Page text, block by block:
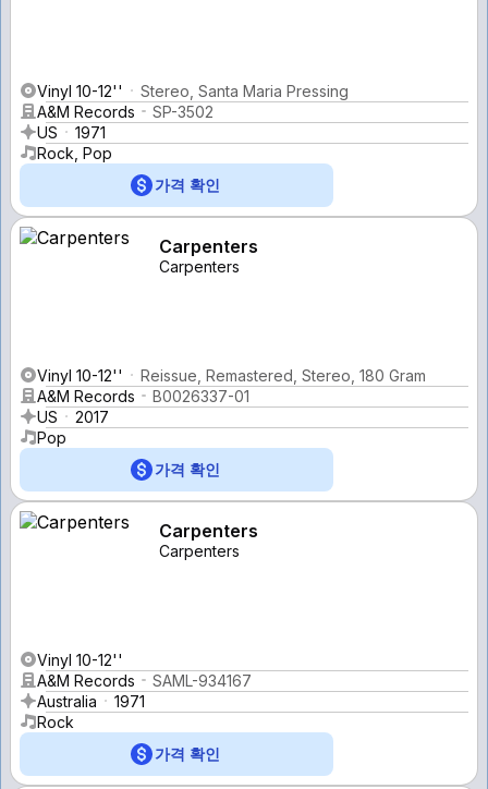
Vinyl 10-12''
Stereo, Santa Maria Pressing
A&M Records
SP-3502
US
1971
Rock, Pop
가격 확인
Carpenters
Carpenters
Vinyl 10-12''
Reissue, Remastered, Stereo, 180 Gram
A&M Records
B0026337-01
US
2017
Pop
가격 확인
Carpenters
Carpenters
Vinyl 10-12''
A&M Records
SAML-934167
Australia
1971
Rock
가격 확인